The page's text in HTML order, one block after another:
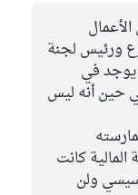
ورئيس لجنة
يوجد في
حين أنه ليس
كانت
ولن